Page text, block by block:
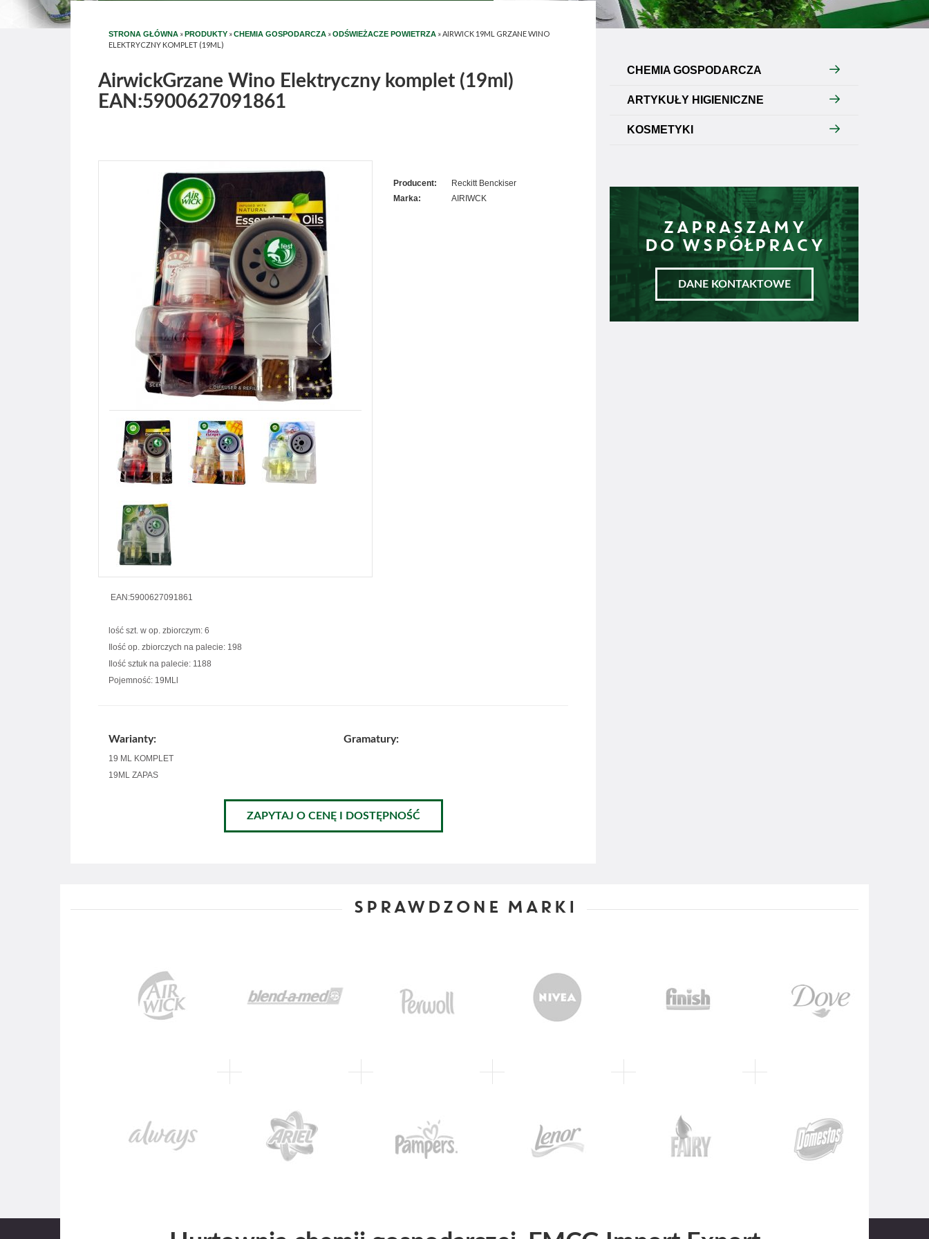
STRONA GŁÓWNA »PRODUKTY »CHEMIA GOSPODARCZA »ODŚWIEŻACZE POWIETRZA » AIRWICK 19ML GRZANE WINO
ELEKTRYCZNY KOMPLET (19ML)
AirwickGrzane Wino Elektryczny komplet (19ml)
EAN:5900627091861
Producent:
Reckitt Benckiser
Marka:
AIRIWCK
EAN:5900627091861
lość szt. w op. zbiorczym: 6
Ilość op. zbiorczych na palecie: 198
Ilość sztuk na palecie: 1188
Pojemność: 19MLl
Warianty:
19 ML KOMPLET
19ML ZAPAS
Gramatury:
ZAPYTAJ O CENĘ I DOSTĘPNOŚĆ
CHEMIA GOSPODARCZA
ARTYKUŁY HIGIENICZNE
KOSMETYKI
ZAPRASZAMY
DO WSPÓŁPRACY
DANE KONTAKTOWE
SPRAWDZONE MARKI